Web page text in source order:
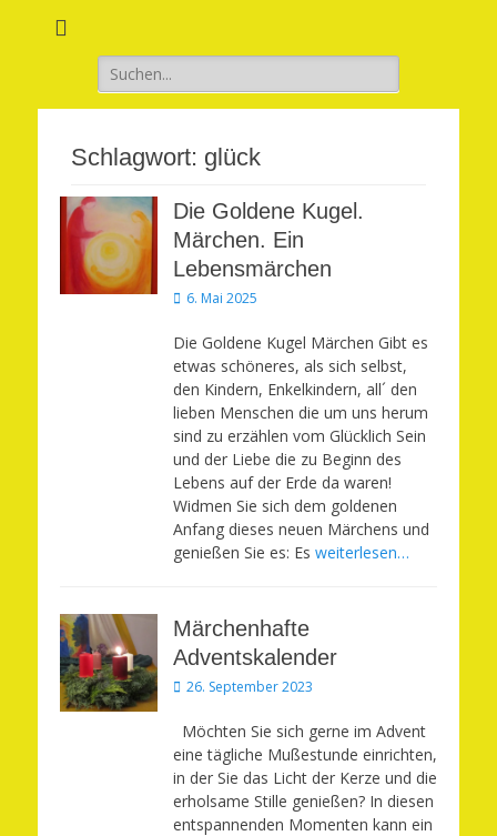
Suchen
nach:
Schlagwort: glück
Die Goldene Kugel.
Märchen. Ein
Lebensmärchen
Veröffentlicht
6. Mai 2025
Die Goldene Kugel Märchen Gibt es
etwas schöneres, als sich selbst,
den Kindern, Enkelkindern, all´ den
lieben Menschen die um uns herum
sind zu erzählen vom Glücklich Sein
und der Liebe die zu Beginn des
Lebens auf der Erde da waren!
Widmen Sie sich dem goldenen
Anfang dieses neuen Märchens und
genießen Sie es: Es weiterlesen…
Märchenhafte
Adventskalender
Veröffentlicht
26. September 2023
Möchten Sie sich gerne im Advent
eine tägliche Mußestunde einrichten,
in der Sie das Licht der Kerze und die
erholsame Stille genießen? In diesen
entspannenden Momenten kann ein